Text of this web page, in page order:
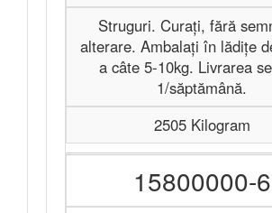
Struguri. Curați, fără
alterare. Ambalați în lădițe
a câte 5-10kg. Livrarea
1/săptămână.
2505 Kilogram
15800000-6